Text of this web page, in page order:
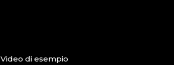
Video di esempio